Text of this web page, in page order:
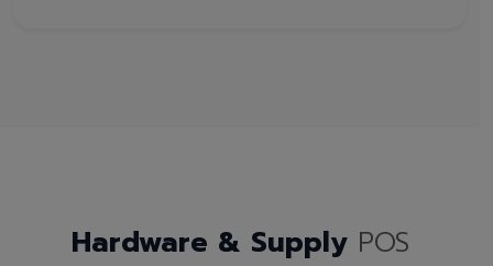
Hardware & Supply POS